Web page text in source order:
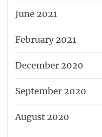
June 2021
February 2021
December 2020
September 2020
August 2020